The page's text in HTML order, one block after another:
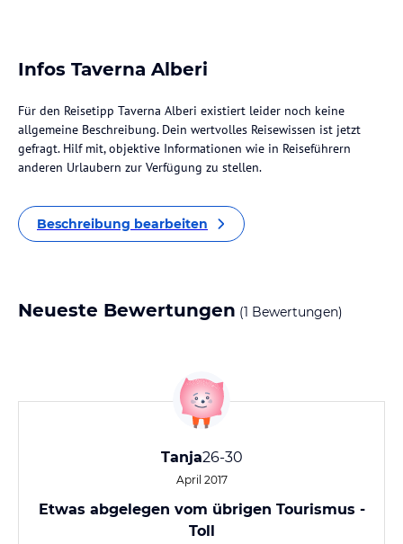
Infos Taverna Alberi
Für den Reisetipp Taverna Alberi existiert leider noch keine
allgemeine Beschreibung. Dein wertvolles Reisewissen ist jetzt
gefragt. Hilf mit, objektive Informationen wie in Reiseführern
anderen Urlaubern zur Verfügung zu stellen.
Beschreibung bearbeiten
Neueste Bewertungen (1 Bewertungen)
Tanja26-30
April 2017
Etwas abgelegen vom übrigen Tourismus -
Toll